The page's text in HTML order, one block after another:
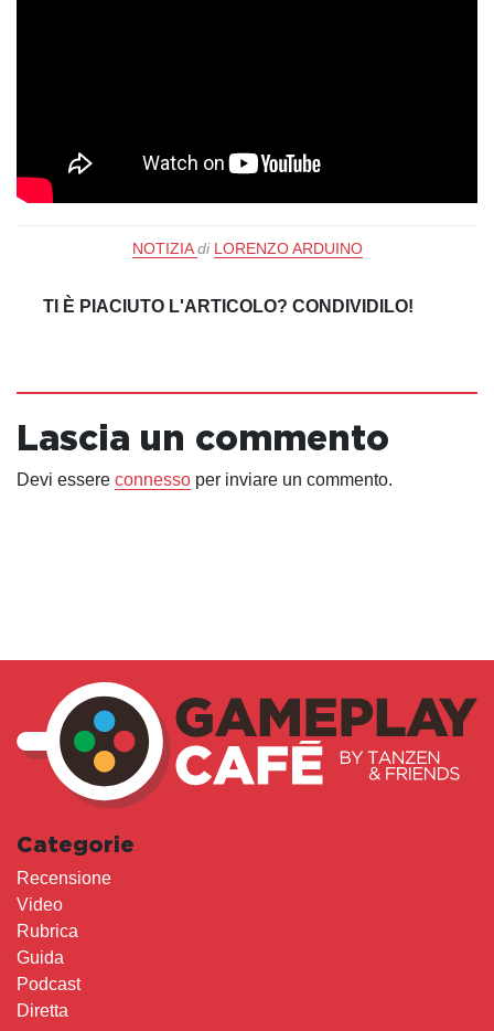
NOTIZIA di LORENZO ARDUINO
TI È PIACIUTO L'ARTICOLO? CONDIVIDILO!
Lascia un commento
Devi essere connesso per inviare un commento.
Categorie
Recensione
Video
Rubrica
Guida
Podcast
Diretta